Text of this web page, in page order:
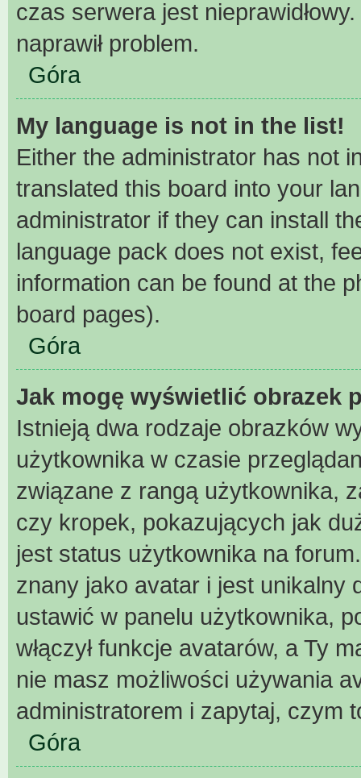
czas serwera jest
naprawił problem.
Góra
My language is not in the list!
Either the administrator has not
translated this board into your
administrator if they can install
language pack does not exist,
information can be found at the
board pages).
Góra
Jak mogę wyświetlić obrazek
Istnieją dwa rodzaje obrazków
użytkownika w czasie
związane z rangą użytkownika,
czy kropek, pokazujących jak
jest status użytkownika na
znany jako avatar i jest unikalny
ustawić w panelu użytkownika,
włączył funkcje avatarów, a Ty
nie masz możliwości używania
administratorem i zapytaj, czym
Góra